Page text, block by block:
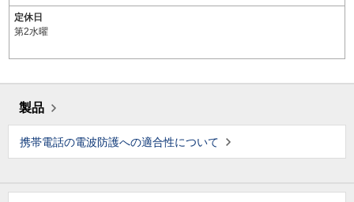
定休日
第2水曜
製品
携帯電話の電波防護への適合性について